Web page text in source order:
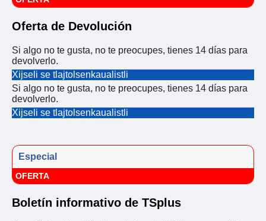
Oferta de Devolución
Si algo no te gusta, no te preocupes, tienes 14 días para
devolverlo.
Xijseli se tlajtolsenkaualistli
Si algo no te gusta, no te preocupes, tienes 14 días para
devolverlo.
Xijseli se tlajtolsenkaualistli
Especial
OFERTA
Boletín informativo de TSplus